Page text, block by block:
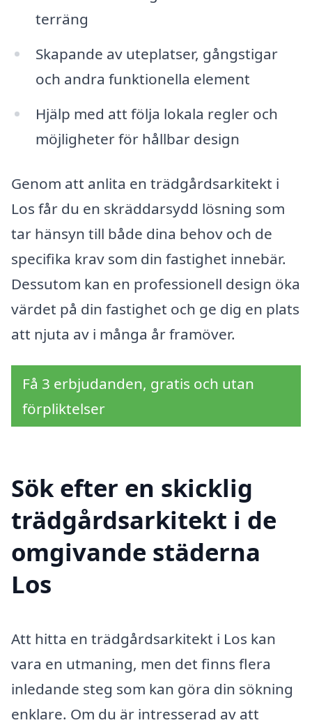
terräng
Skapande av uteplatser, gångstigar
och andra funktionella element
Hjälp med att följa lokala regler och
möjligheter för hållbar design
Genom att anlita en trädgårdsarkitekt i
Los får du en skräddarsydd lösning som
tar hänsyn till både dina behov och de
specifika krav som din fastighet innebär.
Dessutom kan en professionell design öka
värdet på din fastighet och ge dig en plats
att njuta av i många år framöver.
Få 3 erbjudanden, gratis och utan
förpliktelser
Sök efter en skicklig
trädgårdsarkitekt i de
omgivande städerna
Los
Att hitta en trädgårdsarkitekt i Los kan
vara en utmaning, men det finns flera
inledande steg som kan göra din sökning
enklare. Om du är intresserad av att